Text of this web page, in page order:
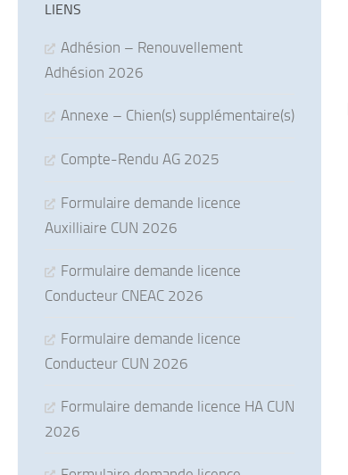
LIENS
Adhésion – Renouvellement
Adhésion 2026
Annexe – Chien(s) supplémentaire(s)
Compte-Rendu AG 2025
Formulaire demande licence
Auxilliaire CUN 2026
Formulaire demande licence
Conducteur CNEAC 2026
Formulaire demande licence
Conducteur CUN 2026
Formulaire demande licence HA CUN
2026